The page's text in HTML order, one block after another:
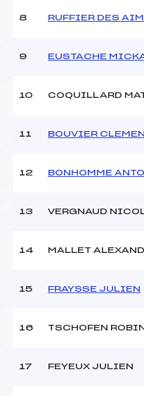
Ouvreurs C :
Ouvreurs B :
Température départ :
Catégorie :
8 RUFFIER DES
9 EUSTACHE
10 COQUILLARD
11 BOUVIER
12 BONHOMME
13 VERGNAUD
14 MALLET
15 FRAYSSE JULIEN
16 TSCHOFEN ROBIN
17 FEYEUX JULIEN